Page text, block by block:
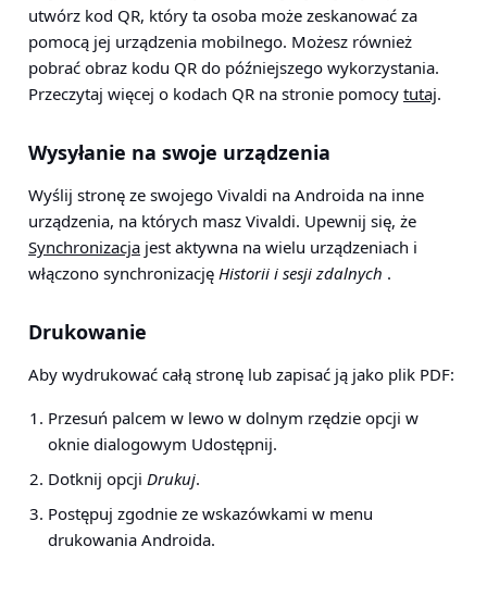
utwórz kod QR, który ta osoba może zeskanować za
pomocą jej urządzenia mobilnego. Możesz również
pobrać obraz kodu QR do późniejszego wykorzystania.
Przeczytaj więcej o kodach QR na stronie pomocy tutaj.
Wysyłanie na swoje urządzenia
Wyślij stronę ze swojego Vivaldi na Androida na inne
urządzenia, na których masz Vivaldi. Upewnij się, że
Synchronizacja jest aktywna na wielu urządzeniach i
włączono synchronizację Historii i sesji zdalnych .
Drukowanie
Aby wydrukować całą stronę lub zapisać ją jako plik PDF:
Przesuń palcem w lewo w dolnym rzędzie opcji w
oknie dialogowym Udostępnij.
Dotknij opcji Drukuj.
Postępuj zgodnie ze wskazówkami w menu
drukowania Androida.